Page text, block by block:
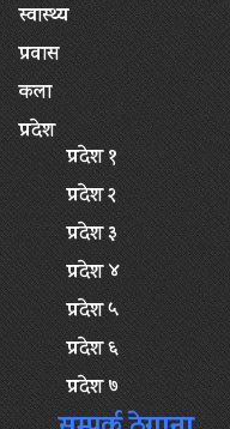
स्वास्थ्य
प्रवास
कला
प्रदेश
प्रदेश १
प्रदेश २
प्रदेश ३
प्रदेश ४
प्रदेश ५
प्रदेश ६
प्रदेश ७